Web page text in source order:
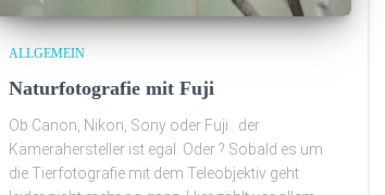
ALLGEMEIN
Naturfotografie mit Fuji
Ob Canon, Nikon, Sony oder Fuji.. der
Kamerahersteller ist egal. Oder ? Sobald es um
die Tierfotografie mit dem Teleobjektiv geht